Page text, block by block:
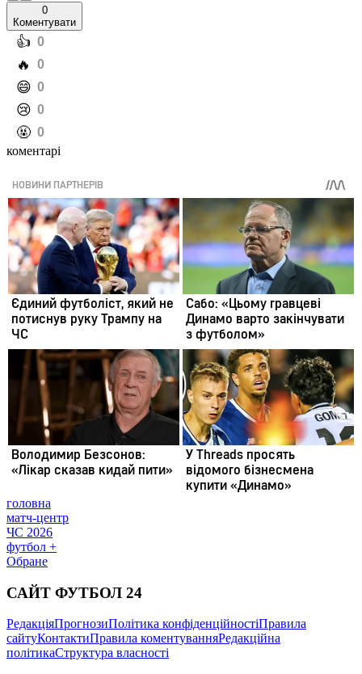
0
Коментувати
️👍 0
️🔥 0
️😄 0
️😢 0
️🤬 0
коментарі
головна
матч-центр
ЧС 2026
футбол +
Обране
САЙТ ФУТБОЛ 24
РедакціяПрогнозиПолітика конфіденційностіПравила
сайтуКонтактиПравила коментуванняРедакційна
політикаСтруктура власності